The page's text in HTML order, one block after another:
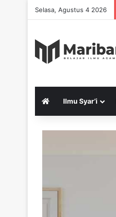
Selasa, Agustus 4 2026
Ilmu Syar’i